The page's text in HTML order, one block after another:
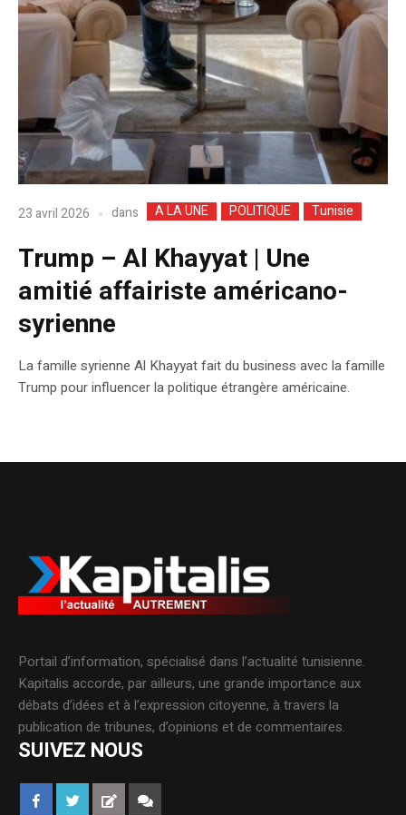
23 avril 2026 dans A LA UNE POLITIQUE Tunisie
Trump – Al Khayyat | Une
amitié affairiste américano-
syrienne
La famille syrienne Al Khayyat fait du business avec la famille
Trump pour influencer la politique étrangère américaine.
Portail d’information, spécialisé dans l’actualité tunisienne.
Kapitalis accorde, par ailleurs, une grande importance aux
débats d’idées et à l’expression citoyenne, à travers la
publication de tribunes, d’opinions et de commentaires.
SUIVEZ NOUS